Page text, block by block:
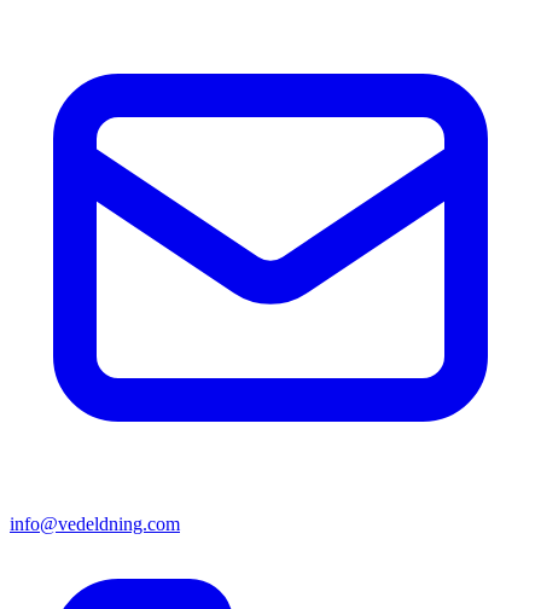
info@vedeldning.com